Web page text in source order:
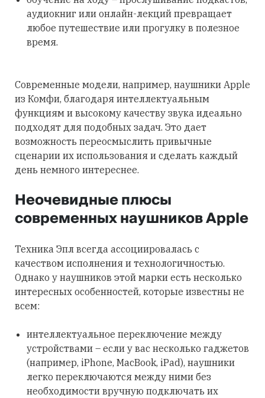
аудиокниг или онлайн-лекций превращает
любое путешествие или прогулку в полезное
время.
Современные модели, например, наушники Apple
из Комфи, благодаря интеллектуальным
функциям и высокому качеству звука идеально
подходят для подобных задач. Это дает
возможность переосмыслить привычные
сценарии их использования и сделать каждый
день немного интереснее.
Неочевидные плюсы
современных наушников Apple
Техника Эпл всегда ассоциировалась с
качеством исполнения и технологичностью.
Однако у наушников этой марки есть несколько
интересных особенностей, которые известны не
всем:
интеллектуальное переключение между
устройствами – если у вас несколько гаджетов
(например, iPhone, MacBook, iPad), наушники
легко переключаются между ними без
необходимости вручную подключать их